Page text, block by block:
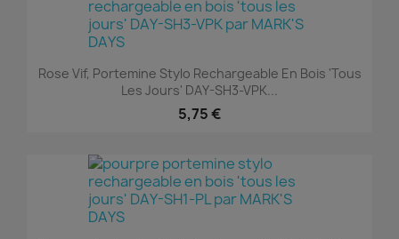
Rose Vif, Portemine Stylo Rechargeable En Bois 'tous
Les Jours' DAY-SH3-VPK...
5,75 €